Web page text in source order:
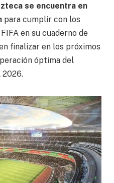
se encuentra en
para cumplir con los
en su cuaderno de
finalizar en los próximos
óptima del
2026.